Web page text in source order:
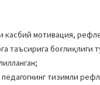
касбий мотивация,
таъсирига
тизимли